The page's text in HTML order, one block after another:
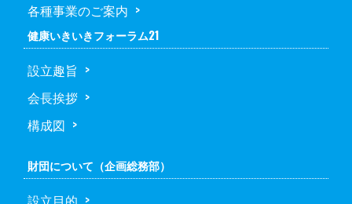
各種事業のご案内
健康いきいきフォーラム21
設立趣旨
会長挨拶
構成図
財団について（企画総務部）